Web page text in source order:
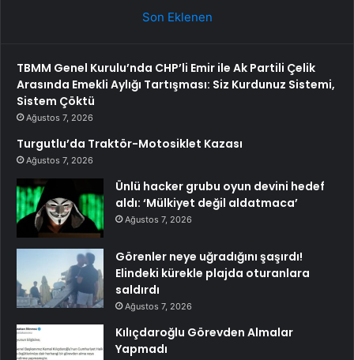
Son Eklenen
TBMM Genel Kurulu’nda CHP’li Emir ile Ak Partili Çelik
Arasında Emekli Aylığı Tartışması: Siz Kurdunuz Sistemi,
Sistem Çöktü
Ağustos 7, 2026
Turgutlu’da Traktör-Motosiklet Kazası
Ağustos 7, 2026
Ünlü hacker grubu oyun devini hedef
aldı: ‘Mülkiyet değil aldatmaca’
Ağustos 7, 2026
Görenler neye uğradığını şaşırdı!
Elindeki kürekle plajda oturanlara
saldırdı
Ağustos 7, 2026
Kılıçdaroğlu Görevden Almalar
Yapmadı